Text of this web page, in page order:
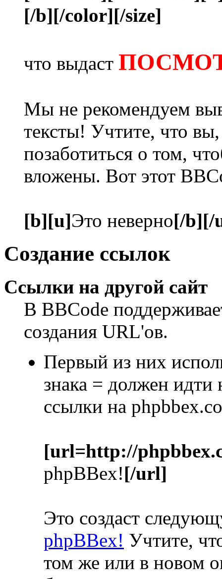
[/b][/color][/size]
что выдаст
Мы не рекомендуем
тексты! Учтите, что
позаботиться о том,
вложены. Вот этот
[b][u]Это неверно[/b][/
Создание ссылок
Ссылки на другой сайт
В BBCode
создания URL'ов.
Первый из них
знака = должен
ссылки на
[url=http://
phpBBex![/url]
Это создаст
phpBBex! Учтите,
том же или в новом